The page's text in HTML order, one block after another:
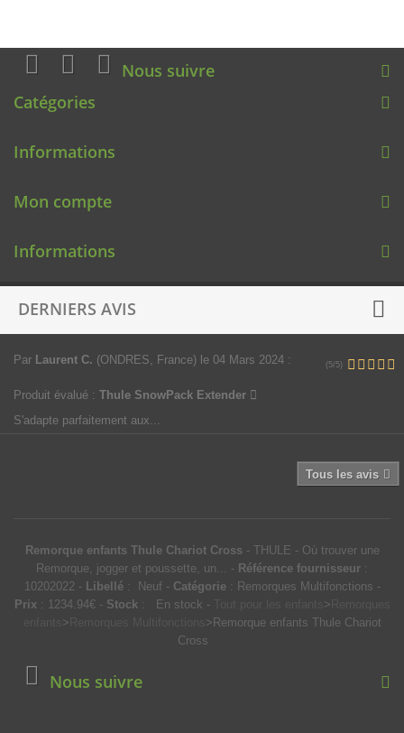
Nous suivre
Catégories
Informations
Mon compte
Informations
DERNIERS AVIS
Par Laurent C. (ONDRES, France) le 04 Mars 2024 : (5/5)
Produit évalué : Thule SnowPack Extender
S'adapte parfaitement aux...
Tous les avis
Remorque enfants Thule Chariot Cross - THULE - Où trouver une
Remorque, jogger et poussette, un...
- Référence fournisseur :
10202022 - Libellé: Neuf - Catégorie: Remorques Multifonctions -
Prix: 1234.94€- Stock: En stock - >
> >Remorque enfants Thule Chariot
Cross
Nous suivre